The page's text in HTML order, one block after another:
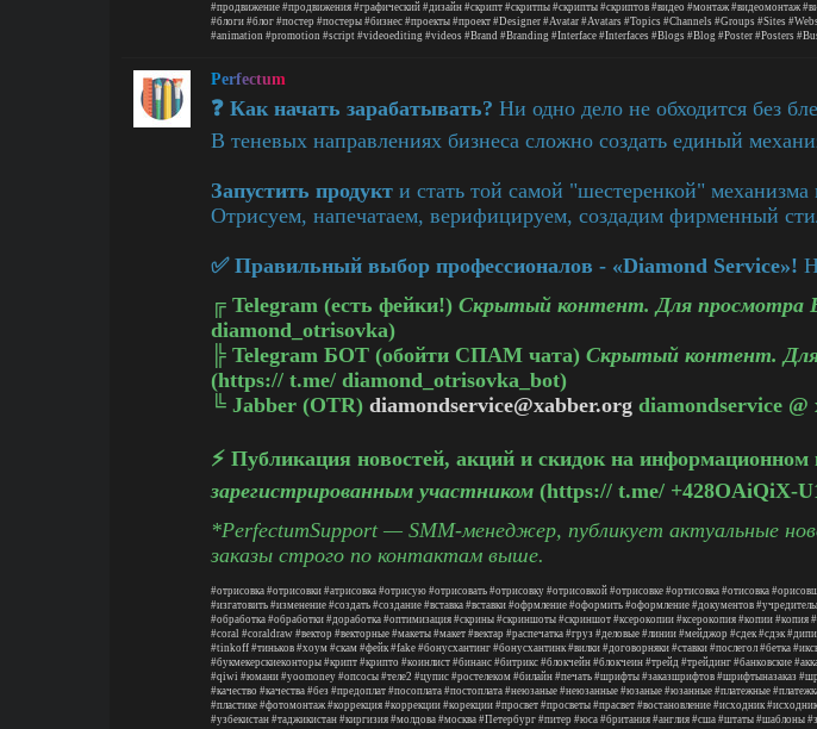
#продвижение #продвижения #графический #дизайн #скрипт #скритпы #скрипты #скриптов #видео #монтаж #видеомонтаж
#блоги #блог #постер #постеры #бизнес #проекты #проект #Designer #Avatar #Avatars #Topics #Channels #Groups #Sites
#animation #promotion #script #videoediting #videos #Brand #Branding #Interface #Interfaces #Blogs #Blog #Poster #Posters
Perfectum
❓ Как начать зарабатывать? Ни одно дело не обходится без
В теневых направлениях бизнеса сложно создать единый
Запустить продукт и стать той самой "шестеренкой"
Отрисуем, напечатаем, верифицируем, создадим фирменный
✅ Правильный выбор профессионалов - «Diamond Service»!
╔ Telegram (есть фейки!) Скрытый контент. Для просмотра
diamond_otrisovka)
╠ Telegram БОТ (обойти СПАМ чата) Скрытый контент.
(https:// t.me/ diamond_otrisovka_bot)
╚ Jabber (OTR) diamondservice@xabber.org diamondservice
⚡️ Публикация новостей, акций и скидок на информационном
зарегистрированным участником (https:// t.me/ +428OAiQiX-
*PerfectumSupport — SMM-менеджер, публикует актуальные
заказы строго по контактам выше.
#отрисовка #отрисовки #атрисовка #отрисую #отрисовать #отрисовку #отрисовкой #отрисовке #ортисовка #отисовка
#изгатовить #изменение #создать #создание #вставка #вставки #офрмление #оформить #оформление #документов
#обработка #обработки #доработка #оптимизация #скрины #скриншоты #скриншот #ксерокопии #ксерокопия #копии #копия
#coral #coraldraw #вектор #векторные #макеты #макет #вектар #распечатка #груз #деловые #линии #мейджор #сдек #сдэк
#tinkoff #тиньков #хоум #скам #фейк #fake #бонусхантинг #бонусхантинк #вилки #договорняки #ставки #послегол #бетка
#букмекерскиеконторы #крипт #крипто #коинлист #бинанс #битрикс #блокчейн #блокчеин #трейд #трейдинг #банковские
#qiwi #юмани #yoomoney #опсосы #теле2 #цупис #ростелеком #билайн #печать #шрифты #заказшрифтов #шрифтыназаказ
#качество #качества #без #предоплат #посоплата #постоплата #неюзаные #неюзанные #юзаные #юзанные #платежные
#пластике #фотомонтаж #коррекция #коррекции #корекции #просвет #просветы #прасвет #востановление #исходник
#узбекистан #таджикистан #киргизия #молдова #москва #Петербург #питер #юса #британия #англия #сша #штаты #шаблоны